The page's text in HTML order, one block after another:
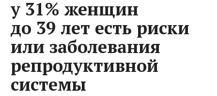
у 31% женщин
до 39 лет есть риски
или заболевания
репродуктивной
системы